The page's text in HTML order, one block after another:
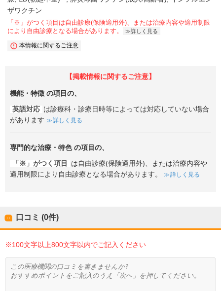
ザワクチン
「※」がつく項目は自由診療(保険適用外)、または治療内容や適用制限
により自由診療となる場合があります。
詳しく見る
本情報に関するご注意
【掲載情報に関するご注意】
機能・特徴 の項目の、
英語対応 は診療科・診療日時等によっては対応していない場合
があります
詳しく見る
専門的な治療・特色の項目の、
「※」がつく項目
は自由診療(保険適用外)、または治療内容や
適用制限により自由診療となる場合があります。
詳しく見る
口コミ (0件)
※100文字以上800文字以内でご記入ください